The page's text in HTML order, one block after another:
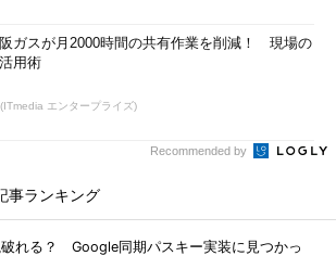
ガスが月2000時間の共有作業を削減！ 現場の
用術
エンタープライズ)
Recommended by
事ランキング
れる？ Google同期パスキー実装に見つかっ